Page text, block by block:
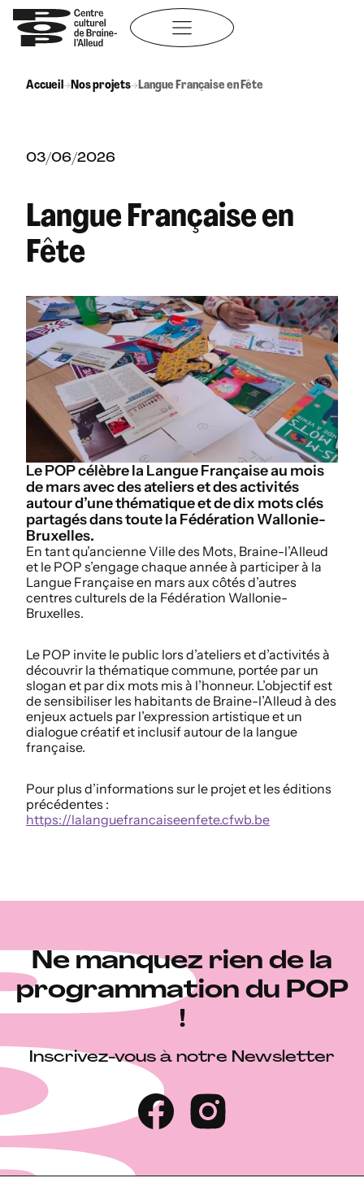
Aller
au
contenu
Accueil→Nos projets→Langue Française en Fête
03/06/2026
Langue Française en
Fête
Le POP célèbre la Langue Française au mois
de mars avec des ateliers et des activités
autour d’une thématique et de dix mots clés
partagés dans toute la Fédération Wallonie-
Bruxelles.
En tant qu’ancienne Ville des Mots, Braine-l’Alleud
et le POP s’engage chaque année à participer à la
Langue Française en mars aux côtés d’autres
centres culturels de la Fédération Wallonie-
Bruxelles.
Le POP invite le public lors d’ateliers et d’activités à
découvrir la thématique commune, portée par un
slogan et par dix mots mis à l’honneur. L’objectif est
de sensibiliser les habitants de Braine-l’Alleud à des
enjeux actuels par l’expression artistique et un
dialogue créatif et inclusif autour de la langue
française.
Pour plus d’informations sur le projet et les éditions
précédentes :
https://lalanguefrancaiseenfete.cfwb.be
Ne manquez rien de la
programmation du POP
!
Inscrivez-vous à notre Newsletter